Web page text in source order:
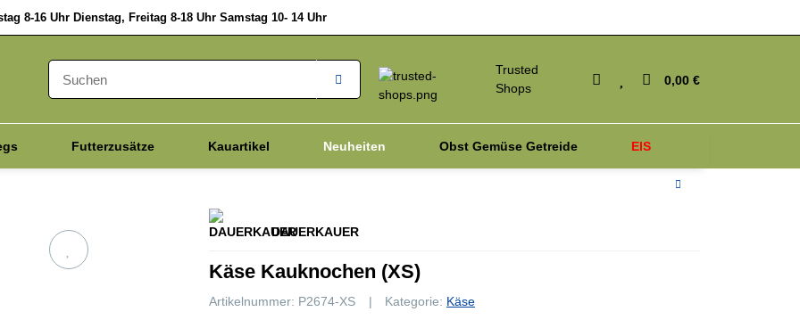
8-16 Uhr Dienstag, Freitag 8-18 Uhr Samstag 10- 14 Uhr
Trusted
Shops
0,00 €
Futterzusätze Kauartikel Neuheiten Obst Gemüse Getreide EIS
DAUERKAUER
Käse Kauknochen (XS)
Artikelnummer: P2674-XS Kategorie: Käse